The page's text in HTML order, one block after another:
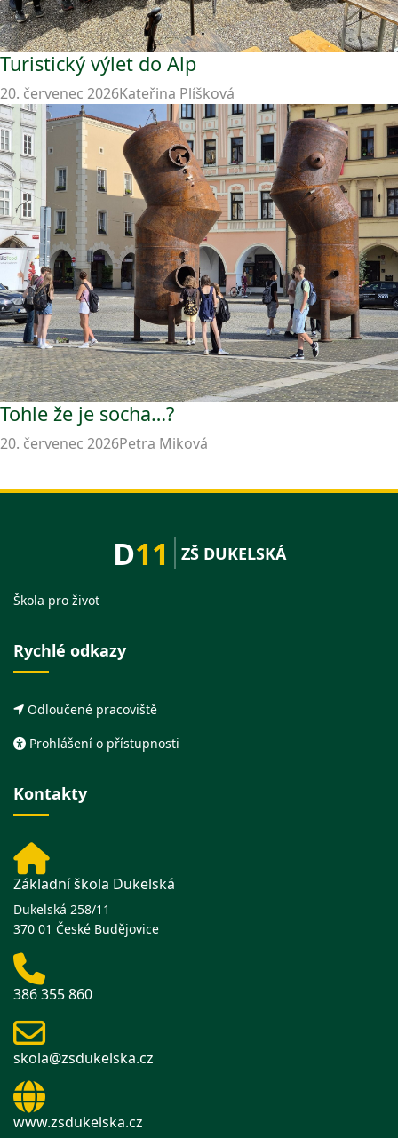
Turistický výlet do Alp
20. červenec 2026Kateřina Plíšková
Tohle že je socha…?
20. červenec 2026Petra Miková
D11 ZŠ DUKELSKÁ
Škola pro život
Rychlé odkazy
Odloučené pracoviště
Prohlášení o přístupnosti
Kontakty
Základní škola Dukelská
Dukelská 258/11
370 01 České Budějovice
386 355 860
skola@zsdukelska.cz
www.zsdukelska.cz